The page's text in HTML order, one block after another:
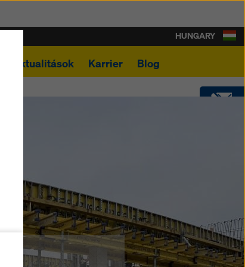
Aktualitások Karrier Blog
SHOP
HUNGARY